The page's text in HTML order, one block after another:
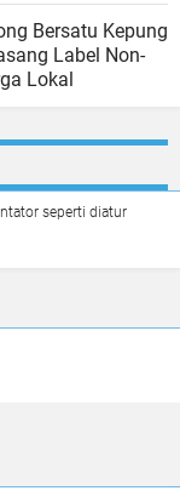
Bersatu Kepung
Label Non-
Lokal
seperti diatur